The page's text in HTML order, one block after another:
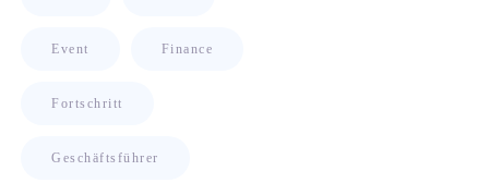
Event Finance
Fortschritt
Geschäftsführer